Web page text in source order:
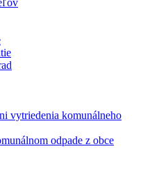
vytriedenia komunálneho
odpade z obce